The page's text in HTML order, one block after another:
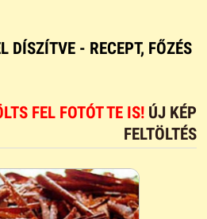
DÍSZÍTVE - RECEPT, FŐZÉS
FEL FOTÓT TE IS! ÚJ KÉP
FELTÖLTÉS